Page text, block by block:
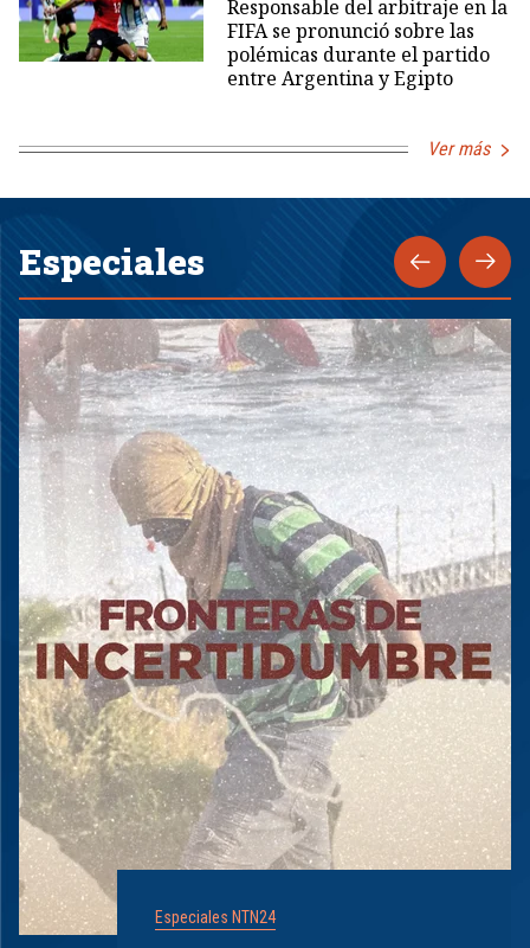
Responsable del arbitraje en la
FIFA se pronunció sobre las
polémicas durante el partido
entre Argentina y Egipto
Ver más
Especiales
Especiales NTN24